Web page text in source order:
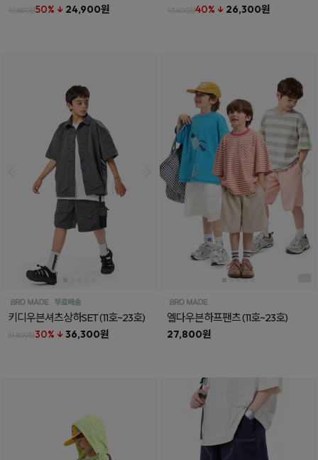
49,800원50% ↓ 24,900원 43,800원40% ↓ 26,300원
키디우븐셔츠상하SET(11호~23호)
51,800원30% ↓ 36,300원
엘다우븐하프팬츠(11호~23호)
27,800원